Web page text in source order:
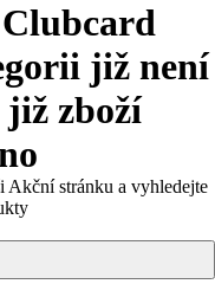
již není
již zboží
Akční stránku a vyhledejte